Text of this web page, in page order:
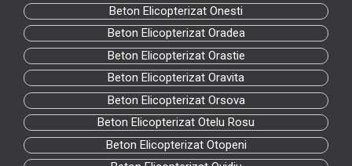
Beton Elicopterizat Onesti
Beton Elicopterizat Oradea
Beton Elicopterizat Orastie
Beton Elicopterizat Oravita
Beton Elicopterizat Orsova
Beton Elicopterizat Otelu Rosu
Beton Elicopterizat Otopeni